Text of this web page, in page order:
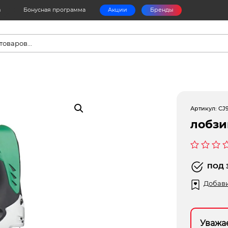
Бонусная программа Акции Бренды
Артикул:
0
из
5
ПОД